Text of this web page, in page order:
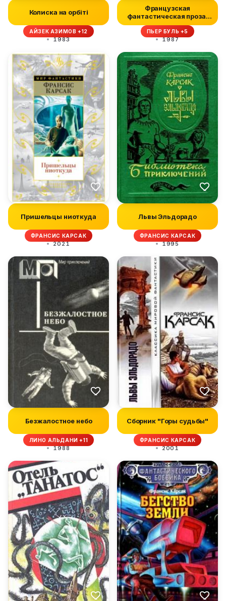
Колиска на орбіті
АЙЗЕК АЗИМОВ +12
1983
Французская
фантастическая проза.
Библиотека фанта...
ПЬЕР БУЛЬ +5
1987
Пришельцы ниоткуда
ФРАНСИС КАРСАК
2021
Львы Эльдорадо
ФРАНСИС КАРСАК
1995
Безжалостное небо
ЛИНО АЛЬДАНИ +11
1988
Сборник "Горы судьбы"
ФРАНСИС КАРСАК
2001